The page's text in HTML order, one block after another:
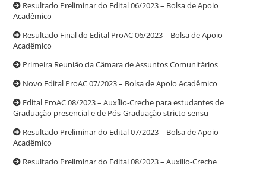
Resultado Preliminar do Edital 06/2023 – Bolsa de Apoio
Acadêmico
Resultado Final do Edital ProAC 06/2023 – Bolsa de Apoio
Acadêmico
Primeira Reunião da Câmara de Assuntos Comunitários
Novo Edital ProAC 07/2023 – Bolsa de Apoio Acadêmico
Edital ProAC 08/2023 – Auxílio-Creche para estudantes de
Graduação presencial e de Pós-Graduação stricto sensu
Resultado Preliminar do Edital 07/2023 – Bolsa de Apoio
Acadêmico
Resultado Preliminar do Edital 08/2023 – Auxílio-Creche